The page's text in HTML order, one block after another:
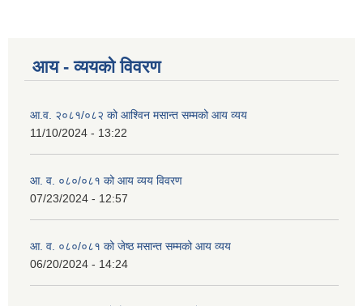
आय - व्ययको विवरण
आ.व. २०८१/०८२ को आश्विन मसान्त सम्मको आय व्यय
11/10/2024 - 13:22
आ. व. ०८०/०८१ को आय व्यय विवरण
07/23/2024 - 12:57
आ. व. ०८०/०८१ को जेष्ठ मसान्त सम्मको आय व्यय
06/20/2024 - 14:24